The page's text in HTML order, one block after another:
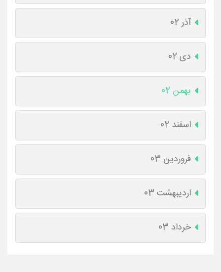
آذر 02
دی 02
بهمن 02
اسفند 02
فروردین 03
اردیبهشت 03
خرداد 03